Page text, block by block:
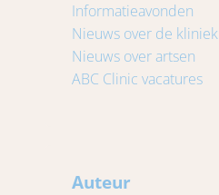
Informatieavonden
Nieuws over de kliniek
Nieuws over artsen
ABC Clinic vacatures
Auteur